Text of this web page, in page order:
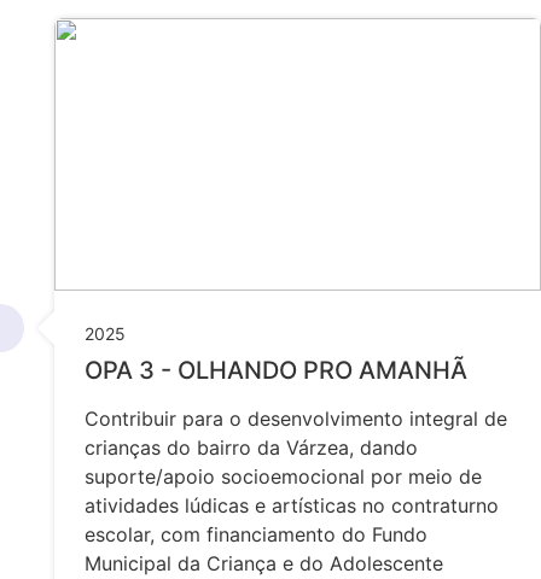
2025
OPA 3 - OLHANDO PRO AMANHÃ
Contribuir para o desenvolvimento integral de
crianças do bairro da Várzea, dando
suporte/apoio socioemocional por meio de
atividades lúdicas e artísticas no contraturno
escolar, com financiamento do Fundo
Municipal da Criança e do Adolescente